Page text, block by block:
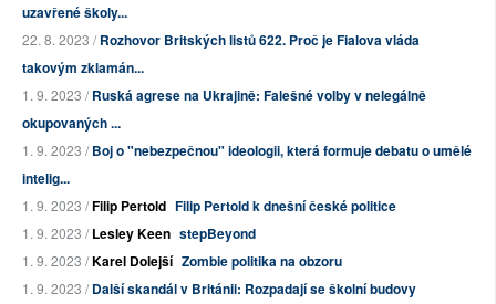
uzavřené školy...
22. 8. 2023 /Rozhovor Britských listů 622. Proč je Fialova vláda
takovým zklamán...
1. 9. 2023 /Ruská agrese na Ukrajině: Falešné volby v nelegálně
okupovaných ...
1. 9. 2023 /Boj o "nebezpečnou" ideologii, která formuje debatu o umělé
intelig...
1. 9. 2023 /Filip Pertold Filip Pertold k dnešní české politice
1. 9. 2023 /Lesley Keen stepBeyond
1. 9. 2023 /Karel Dolejší Zombie politika na obzoru
1. 9. 2023 /Další skandál v Británii: Rozpadají se školní budovy